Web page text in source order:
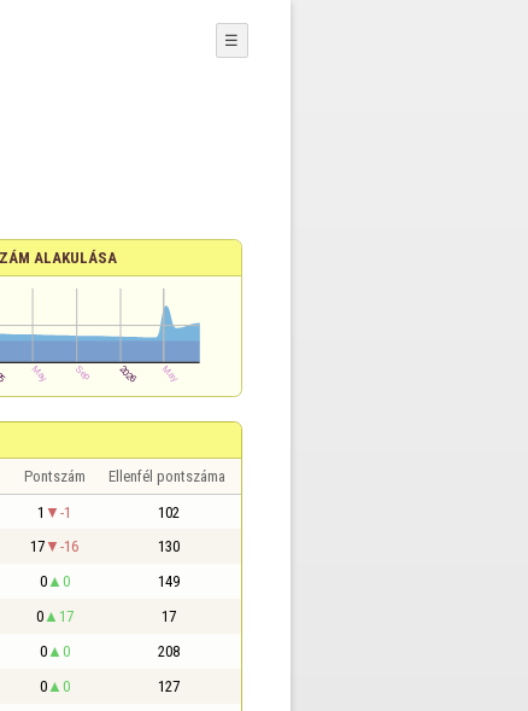
☰
ALAKULÁSA
Pontszám Ellenfél pontszáma
1 -1 102
17 -16 130
0 0 149
0 17 17
0 0 208
0 0 127